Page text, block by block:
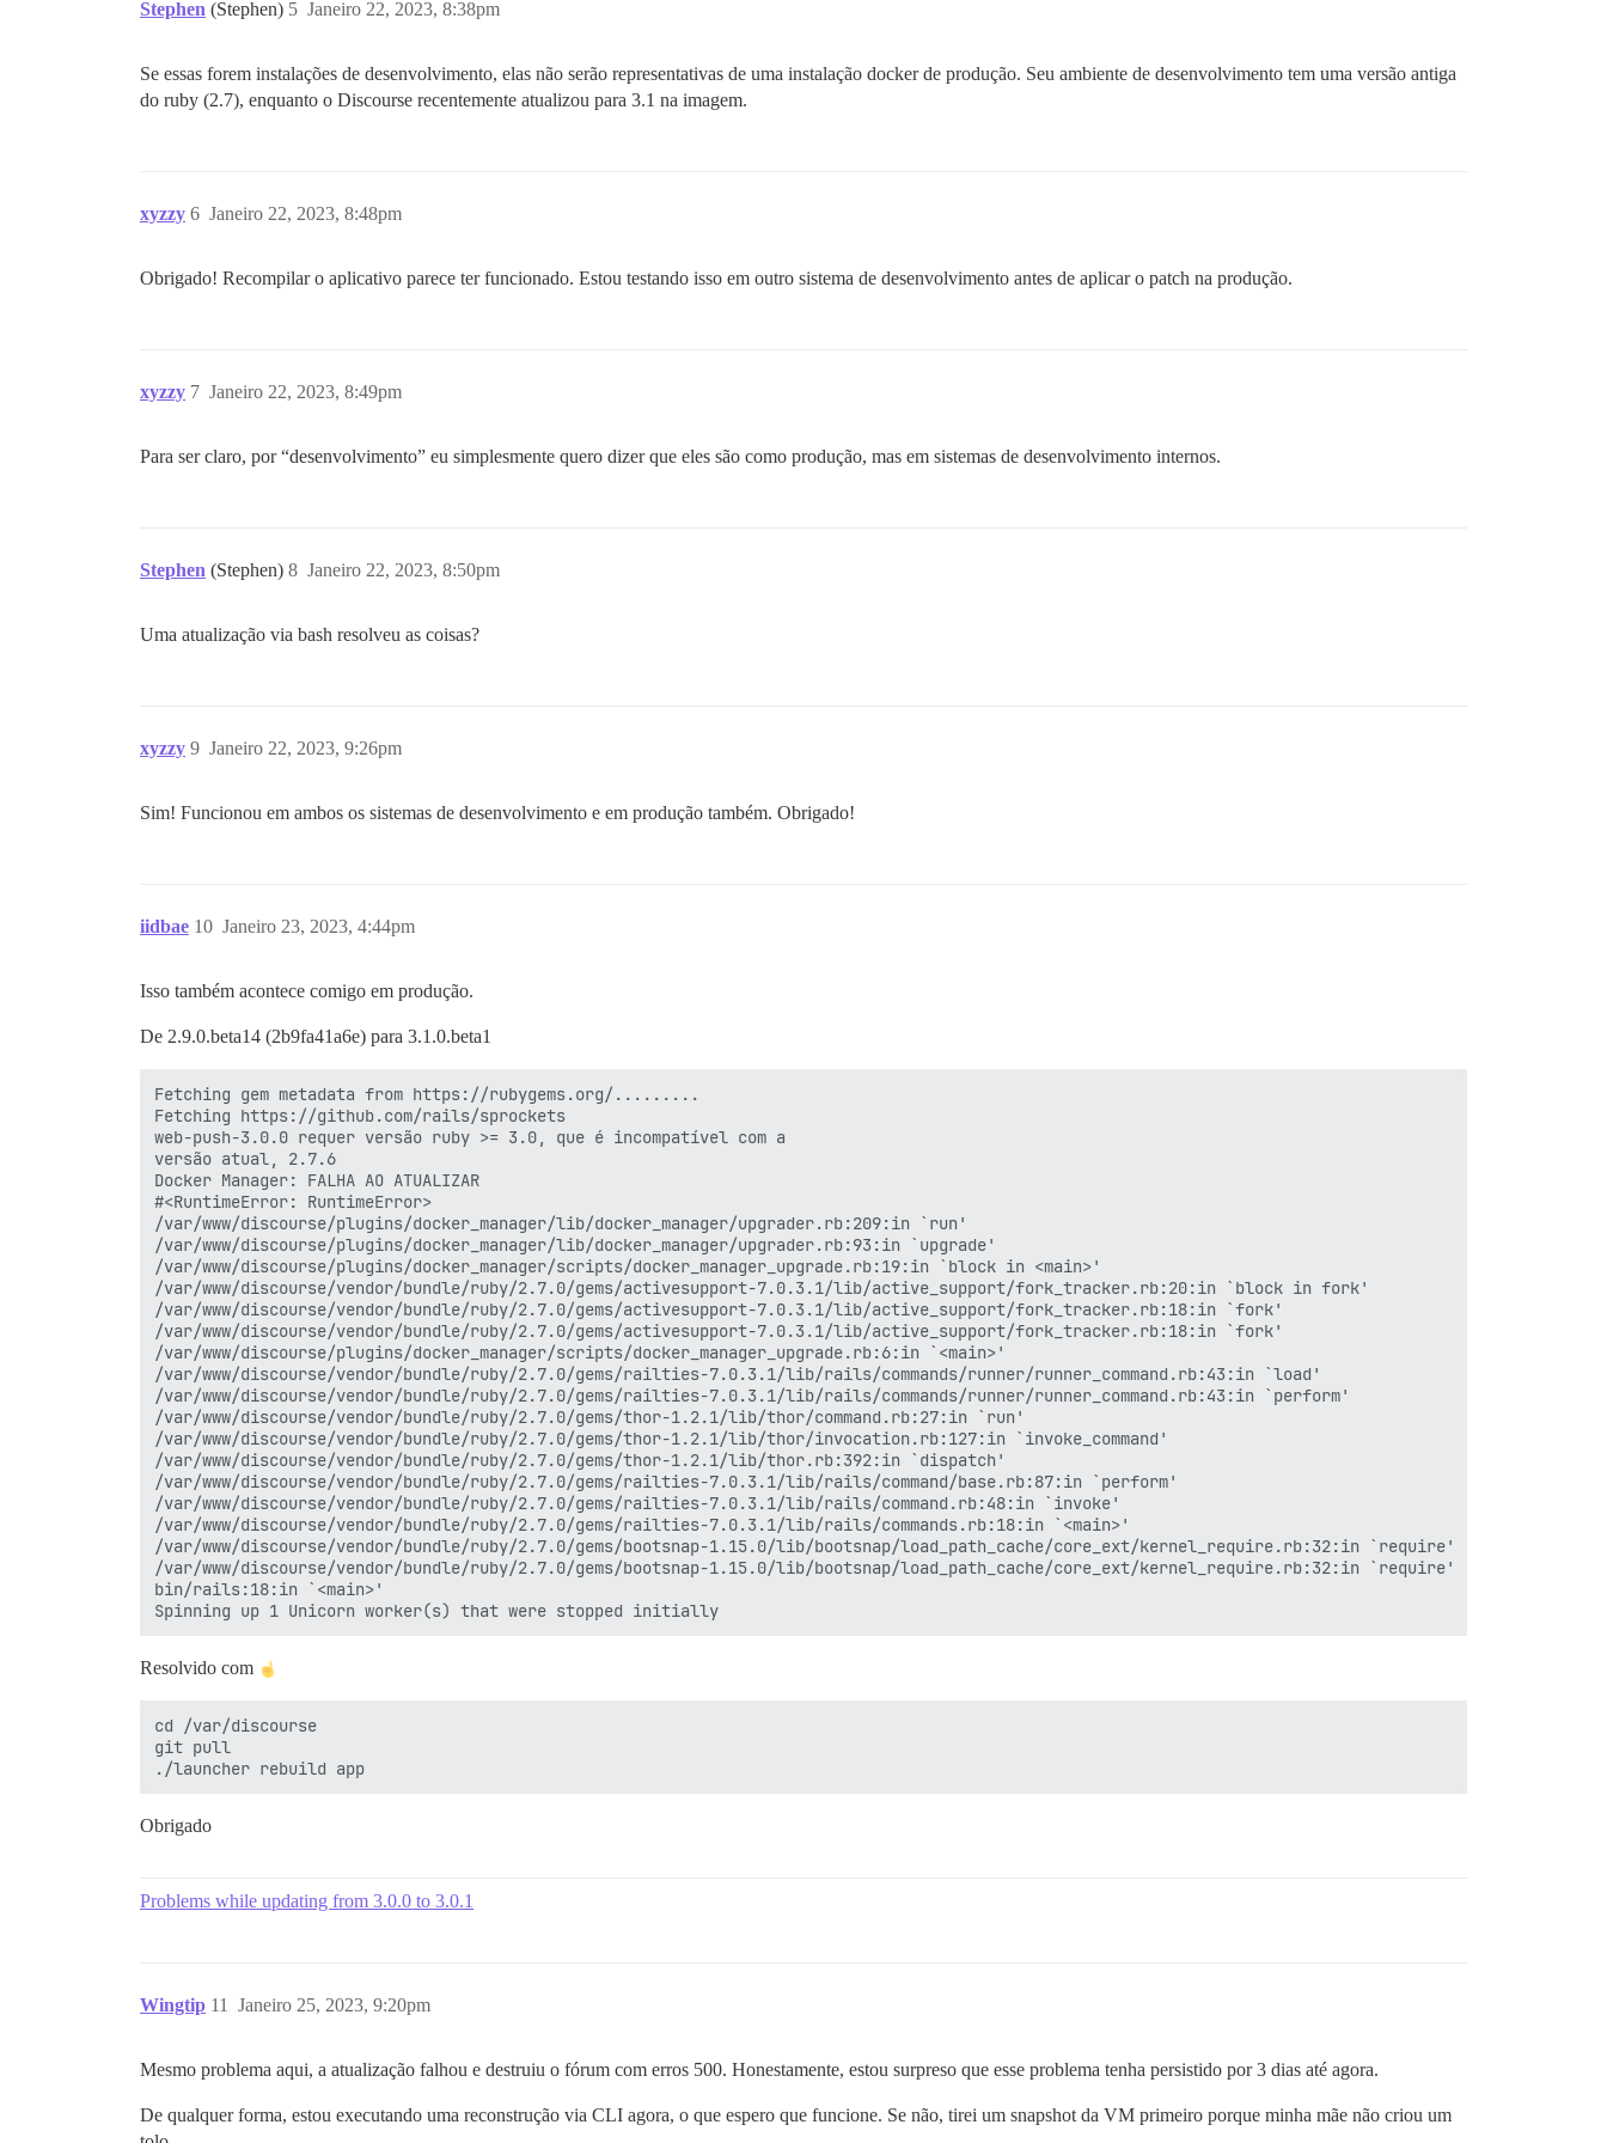
Stephen (Stephen) Janeiro 22, 2023, 8:38pm
5
Se essas forem instalações de desenvolvimento, elas não serão representativas de uma instalação docker de produção. Seu ambiente de desenvolvimento tem uma versão antiga
do ruby (2.7), enquanto o Discourse recentemente atualizou para 3.1 na imagem.
xyzzy Janeiro 22, 2023, 8:48pm
6
Obrigado! Recompilar o aplicativo parece ter funcionado. Estou testando isso em outro sistema de desenvolvimento antes de aplicar o patch na produção.
xyzzy Janeiro 22, 2023, 8:49pm
7
Para ser claro, por “desenvolvimento” eu simplesmente quero dizer que eles são como produção, mas em sistemas de desenvolvimento internos.
Stephen (Stephen) Janeiro 22, 2023, 8:50pm
8
Uma atualização via bash resolveu as coisas?
xyzzy Janeiro 22, 2023, 9:26pm
9
Sim! Funcionou em ambos os sistemas de desenvolvimento e em produção também. Obrigado!
iidbae Janeiro 23, 2023, 4:44pm
10
Isso também acontece comigo em produção.
De 2.9.0.beta14 (2b9fa41a6e) para 3.1.0.beta1
Fetching gem metadata from https://rubygems.org/.........
Fetching https://github.com/rails/sprockets
web-push-3.0.0 requer versão ruby >= 3.0, que é incompatível com a
versão atual, 2.7.6
Docker Manager: FALHA AO ATUALIZAR
#<RuntimeError: RuntimeError>
/var/www/discourse/plugins/docker_manager/lib/docker_manager/upgrader.rb:209:in `run'
/var/www/discourse/plugins/docker_manager/lib/docker_manager/upgrader.rb:93:in `upgrade'
/var/www/discourse/plugins/docker_manager/scripts/docker_manager_upgrade.rb:19:in `block in <main>'
/var/www/discourse/vendor/bundle/ruby/2.7.0/gems/activesupport-7.0.3.1/lib/active_support/fork_tracker.rb:20:in `block in fork'
/var/www/discourse/vendor/bundle/ruby/2.7.0/gems/activesupport-7.0.3.1/lib/active_support/fork_tracker.rb:18:in `fork'
/var/www/discourse/vendor/bundle/ruby/2.7.0/gems/activesupport-7.0.3.1/lib/active_support/fork_tracker.rb:18:in `fork'
/var/www/discourse/plugins/docker_manager/scripts/docker_manager_upgrade.rb:6:in `<main>'
/var/www/discourse/vendor/bundle/ruby/2.7.0/gems/railties-7.0.3.1/lib/rails/commands/runner/runner_command.rb:43:in `load'
/var/www/discourse/vendor/bundle/ruby/2.7.0/gems/railties-7.0.3.1/lib/rails/commands/runner/runner_command.rb:43:in `perform'
/var/www/discourse/vendor/bundle/ruby/2.7.0/gems/thor-1.2.1/lib/thor/command.rb:27:in `run'
/var/www/discourse/vendor/bundle/ruby/2.7.0/gems/thor-1.2.1/lib/thor/invocation.rb:127:in `invoke_command'
/var/www/discourse/vendor/bundle/ruby/2.7.0/gems/thor-1.2.1/lib/thor.rb:392:in `dispatch'
/var/www/discourse/vendor/bundle/ruby/2.7.0/gems/railties-7.0.3.1/lib/rails/command/base.rb:87:in `perform'
/var/www/discourse/vendor/bundle/ruby/2.7.0/gems/railties-7.0.3.1/lib/rails/command.rb:48:in `invoke'
/var/www/discourse/vendor/bundle/ruby/2.7.0/gems/railties-7.0.3.1/lib/rails/commands.rb:18:in `<main>'
/var/www/discourse/vendor/bundle/ruby/2.7.0/gems/bootsnap-1.15.0/lib/bootsnap/load_path_cache/core_ext/kernel_require.rb:32:in `require'
/var/www/discourse/vendor/bundle/ruby/2.7.0/gems/bootsnap-1.15.0/lib/bootsnap/load_path_cache/core_ext/kernel_require.rb:32:in `require'
bin/rails:18:in `<main>'
Resolvido com
cd /var/discourse
git pull
Obrigado
Problems while updating from 3.0.0 to 3.0.1
Wingtip Janeiro 25, 2023, 9:20pm
11
Mesmo problema aqui, a atualização falhou e destruiu o fórum com erros 500. Honestamente, estou surpreso que esse problema tenha persistido por 3 dias até agora.
De qualquer forma, estou executando uma reconstrução via CLI agora, o que espero que funcione. Se não, tirei um snapshot da VM primeiro porque minha mãe não criou um